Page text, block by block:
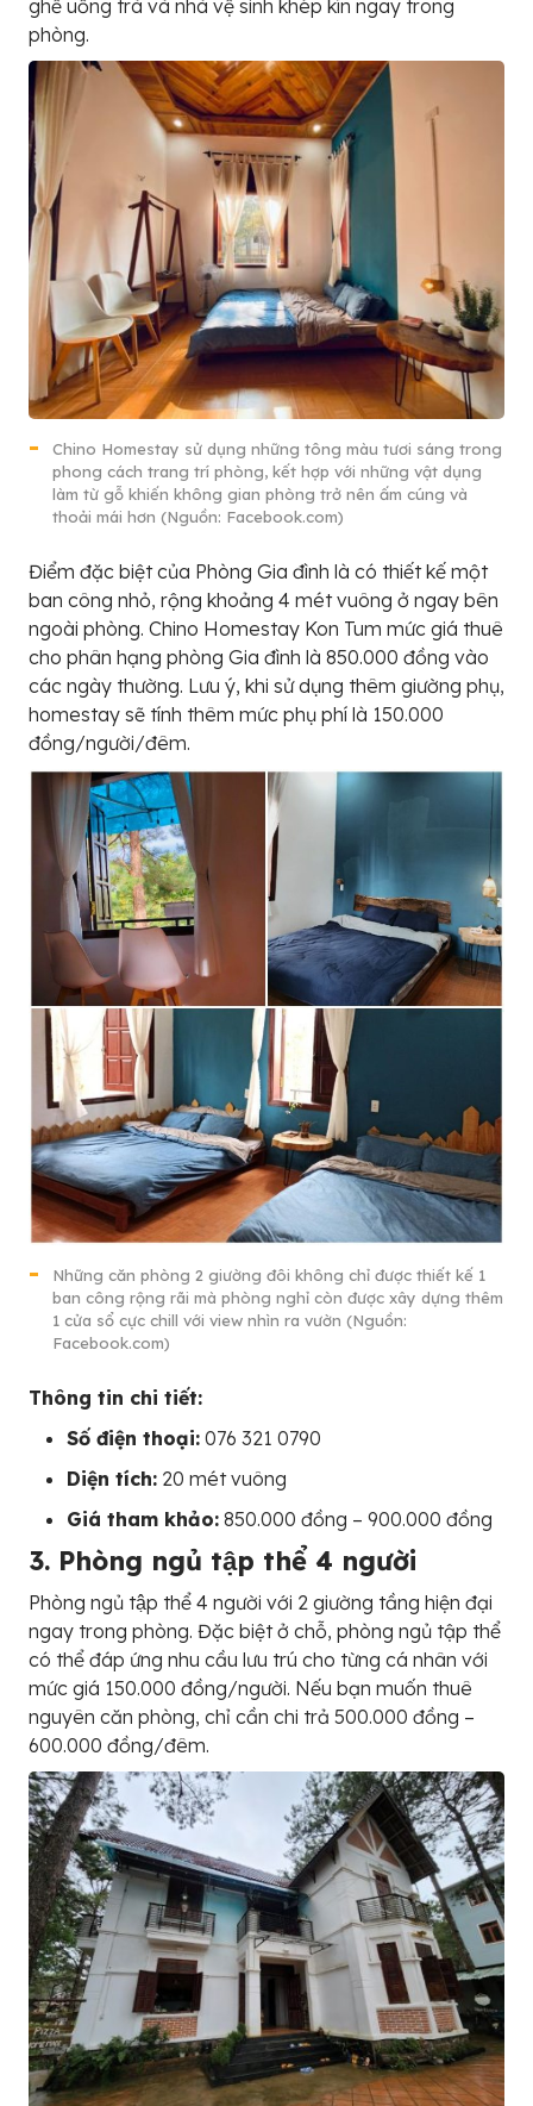
ghế uống trà và nhà vệ sinh khép kín ngay trong
phòng.
Chino Homestay sử dụng những tông màu tươi sáng trong
phong cách trang trí phòng, kết hợp với những vật dụng
làm từ gỗ khiến không gian phòng trở nên ấm cúng và
thoải mái hơn (Nguồn: Facebook.com)
Điểm đặc biệt của Phòng Gia đình là có thiết kế một
ban công nhỏ, rộng khoảng 4 mét vuông ở ngay bên
ngoài phòng. Chino Homestay Kon Tum mức giá thuê
cho phân hạng phòng Gia đình là 850.000 đồng vào
các ngày thường. Lưu ý, khi sử dụng thêm giường phụ,
homestay sẽ tính thêm mức phụ phí là 150.000
đồng/người/đêm.
Những căn phòng 2 giường đôi không chỉ được thiết kế 1
ban công rộng rãi mà phòng nghỉ còn được xây dựng thêm
1 cửa sổ cực chill với view nhìn ra vườn (Nguồn:
Facebook.com)
Thông tin chi tiết:
Số điện thoại: 076 321 0790
Diện tích: 20 mét vuông
Giá tham khảo: 850.000 đồng – 900.000 đồng
3. Phòng ngủ tập thể 4 người
Phòng ngủ tập thể 4 người với 2 giường tầng hiện đại
ngay trong phòng. Đặc biệt ở chỗ, phòng ngủ tập thể
có thể đáp ứng nhu cầu lưu trú cho từng cá nhân với
mức giá 150.000 đồng/người. Nếu bạn muốn thuê
nguyên căn phòng, chỉ cần chi trả 500.000 đồng –
600.000 đồng/đêm.